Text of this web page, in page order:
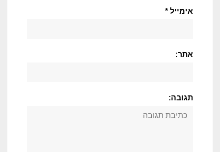
אימייל *
אתר:
תגובה: